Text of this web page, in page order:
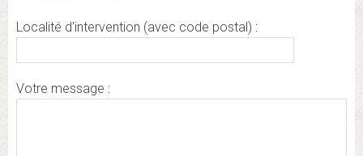
Localité d'intervention (avec code postal) :
Votre message :